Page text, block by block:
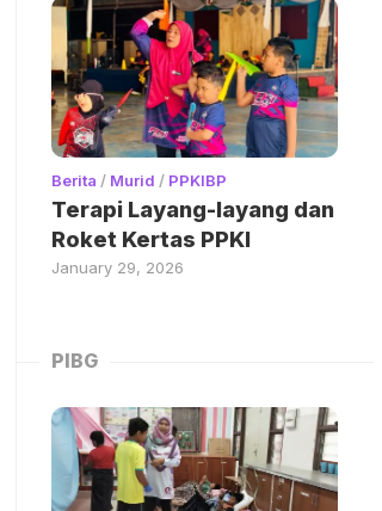
Berita / Murid / PPKIBP
Terapi Layang-layang dan
Roket Kertas PPKI
January 29, 2026
PIBG